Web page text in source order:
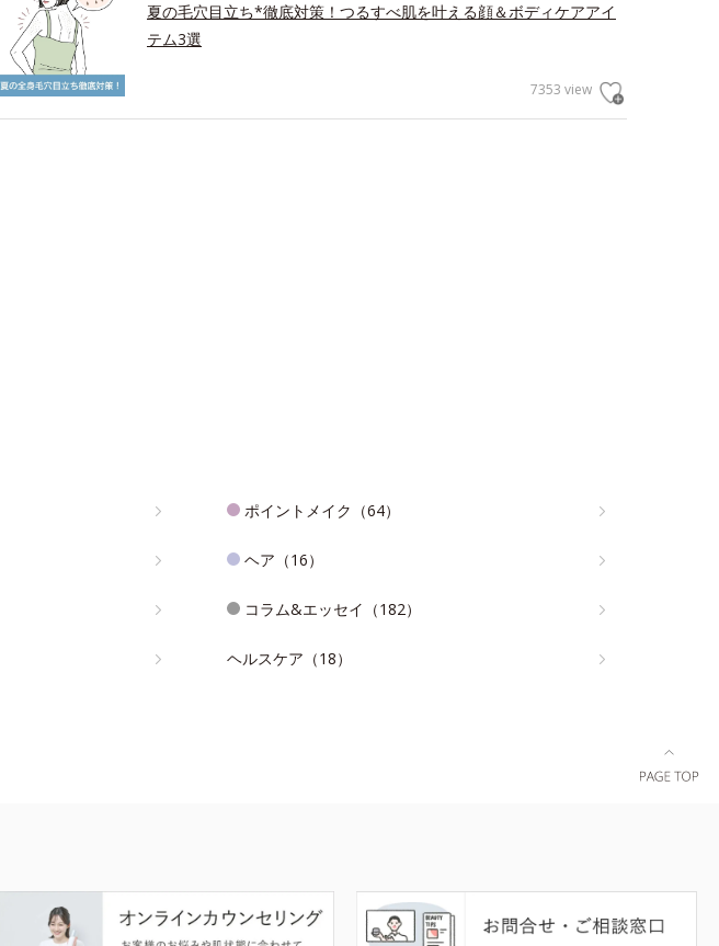
夏の毛穴目立ち*徹底対策！つるすべ肌を叶える顔＆ボディケアアイ
テム3選
7353 view
ポイントメイク（64）
ヘア（16）
コラム&エッセイ（182）
ヘルスケア（18）